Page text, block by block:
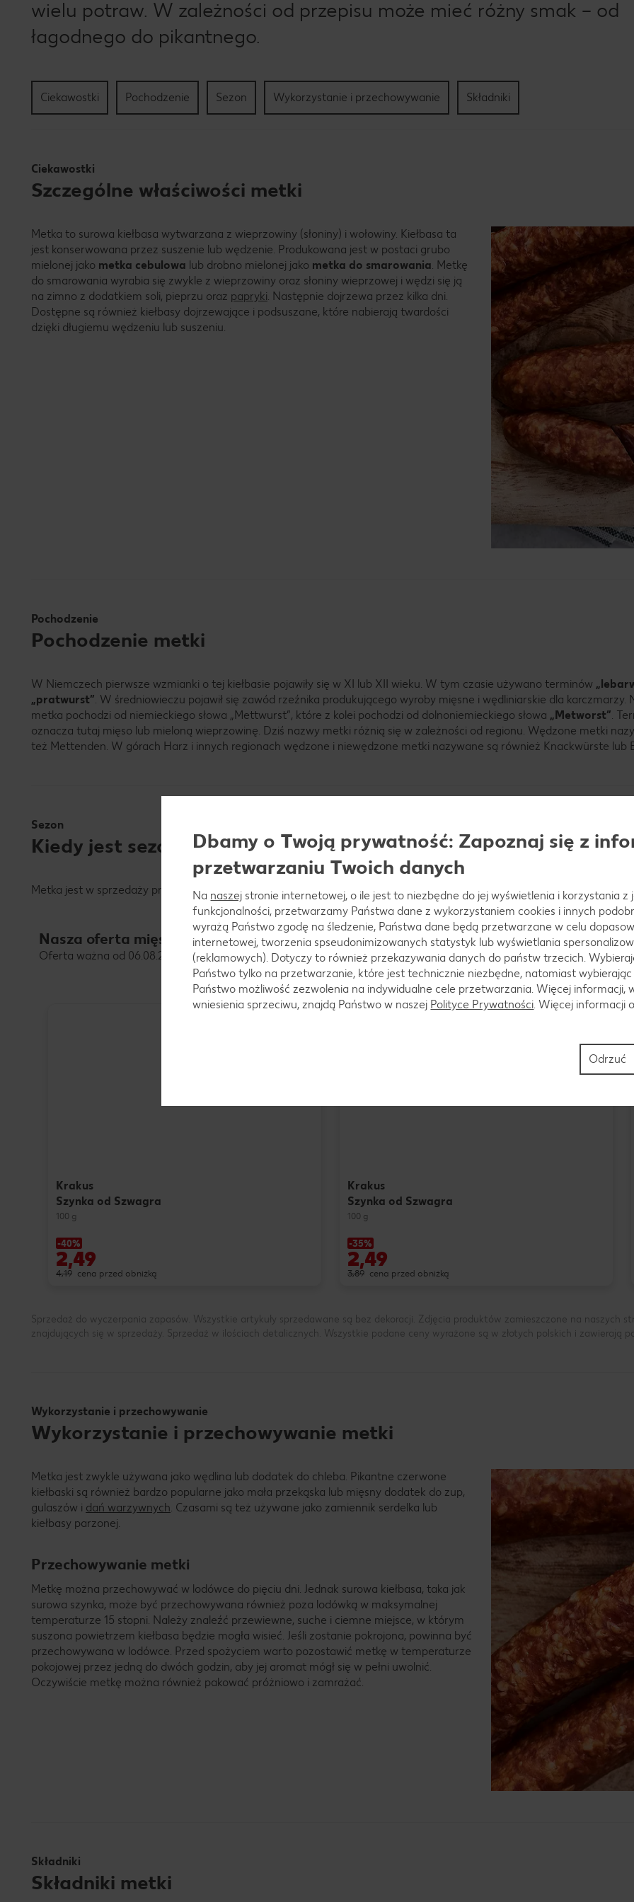
wielu potraw. W zależności od przepisu może mieć różny smak – od
łagodnego do pikantnego.
Ciekawostki Pochodzenie Sezon Wykorzystanie i przechowywanie Składniki
Ciekawostki
Szczególne właściwości metki
Metka to surowa kiełbasa wytwarzana z wieprzowiny (słoniny) i wołowiny. Kiełbasa ta
jest konserwowana przez suszenie lub wędzenie. Produkowana jest w postaci grubo
mielonej jako metka cebulowa lub drobno mielonej jako metka do smarowania. Metkę
do smarowania wyrabia się zwykle z wieprzowiny oraz słoniny wieprzowej i wędzi się ją
na zimno z dodatkiem soli, pieprzu oraz papryki. Następnie dojrzewa przez kilka dni.
Dostępne są również kiełbasy dojrzewające i podsuszane, które nabierają twardości
dzięki długiemu wędzeniu lub suszeniu.
Pochodzenie
Pochodzenie metki
W Niemczech pierwsze wzmianki o tej kiełbasie pojawiły się w XI lub XII wieku. W tym czasie używano terminów
„pratwurst”. W średniowieczu pojawił się zawód rzeźnika produkującego wyroby mięsne i wędliniarskie dla karczmarzy.
metka pochodzi od niemieckiego słowa „Mettwurst”, które z kolei pochodzi od dolnoniemieckiego słowa „Metworst”.
oznacza tutaj mięso lub mieloną wieprzowinę. Dziś nazwy metki różnią się w zależności od regionu. Wędzone metki
też Mettenden. W górach Harz i innych regionach wędzone i niewędzone metki nazywane są również Knackwürste lub
Sezon
Kiedy jest sezon na metkę?
Metka jest w sprzedaży przez cały rok.
Nasza oferta mięs i wędlin
Oferta ważna od 06.08.2026 do 11.08.2026
Krakus
Szynka od Szwagra
100 g
-40%
2,49
4,19 cena przed obniżką
Krakus
Szynka od Szwagra
100 g
-35%
2,49
3,89 cena przed obniżką
Sprzedaż do wyczerpania zapasów. Wszystkie artykuły sprzedawane są bez dekoracji. Zdjęcia produktów zamieszczone na naszych
znajdujących się w sprzedaży. Sprzedaż w ilościach detalicznych. Wszystkie podane ceny wyrażone są w złotych polskich i zawierają
Wykorzystanie i przechowywanie
Wykorzystanie i przechowywanie metki
Metka jest zwykle używana jako wędlina lub dodatek do chleba. Pikantne czerwone
kiełbaski są również bardzo popularne jako mała przekąska lub mięsny dodatek do zup,
gulaszów i dań warzywnych. Czasami są też używane jako zamiennik serdelka lub
kiełbasy parzonej.
Przechowywanie metki
Metkę można przechowywać w lodówce do pięciu dni. Jednak surowa kiełbasa, taka jak
surowa szynka, może być przechowywana również poza lodówką w maksymalnej
temperaturze 15 stopni. Należy znaleźć przewiewne, suche i ciemne miejsce, w którym
suszona powietrzem kiełbasa będzie mogła wisieć. Jeśli zostanie pokrojona, powinna być
przechowywana w lodówce. Przed spożyciem warto pozostawić metkę w temperaturze
pokojowej przez jedną do dwóch godzin, aby jej aromat mógł się w pełni uwolnić.
Oczywiście metkę można również pakować próżniowo i zamrażać.
Składniki
Składniki metki
Dbamy o Twoją prywatność: Zapoznaj się z
przetwarzaniu Twoich danych
Na naszej stronie internetowej, o ile jest to niezbędne do jej wyświetlenia i korzystania z
funkcjonalności, przetwarzamy Państwa dane z wykorzystaniem cookies i innych
wyrażą Państwo zgodę na śledzenie, Państwa dane będą przetwarzane w celu
internetowej, tworzenia spseudonimizowanych statystyk lub wyświetlania
(reklamowych). Dotyczy to również przekazywania danych do państw trzecich.
Państwo tylko na przetwarzanie, które jest technicznie niezbędne, natomiast wybierając
Państwo możliwość zezwolenia na indywidualne cele przetwarzania. Więcej informacji,
wniesienia sprzeciwu, znajdą Państwo w naszej Polityce Prywatności. Więcej informacji
Odrzuć